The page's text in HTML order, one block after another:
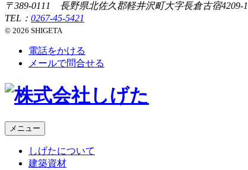
〒389-0111 長野県北佐久郡軽井沢町大字長倉古宿4209-1
TEL： 0267-45-5421
© 2026 SHIGETA
電話をかける
メールで問合せる
メニュー
しげたについて
建築資材